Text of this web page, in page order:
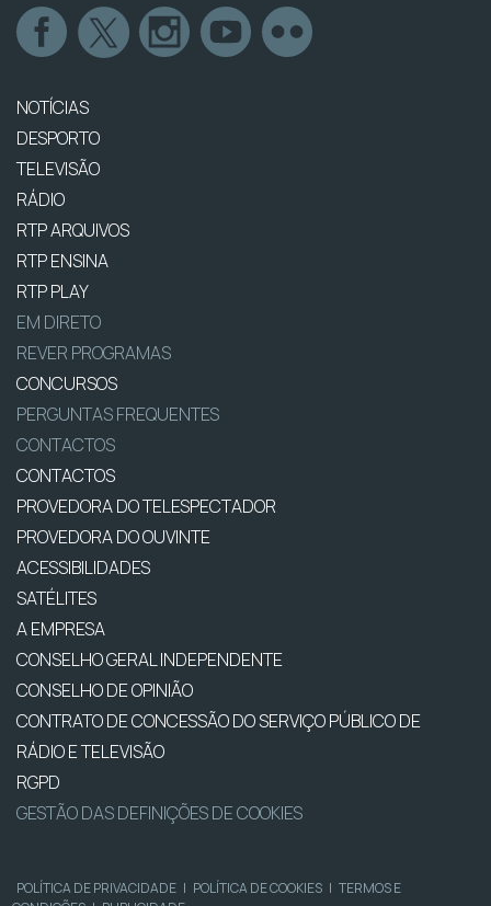
NOTÍCIAS
DESPORTO
TELEVISÃO
RÁDIO
RTP ARQUIVOS
RTP ENSINA
RTP PLAY
EM DIRETO
REVER PROGRAMAS
CONCURSOS
PERGUNTAS FREQUENTES
CONTACTOS
CONTACTOS
PROVEDORA DO TELESPECTADOR
PROVEDORA DO OUVINTE
ACESSIBILIDADES
SATÉLITES
A EMPRESA
CONSELHO GERAL INDEPENDENTE
CONSELHO DE OPINIÃO
CONTRATO DE CONCESSÃO DO SERVIÇO PÚBLICO DE
RÁDIO E TELEVISÃO
RGPD
GESTÃO DAS DEFINIÇÕES DE COOKIES
POLÍTICA DE PRIVACIDADE | POLÍTICA DE COOKIES | TERMOS E